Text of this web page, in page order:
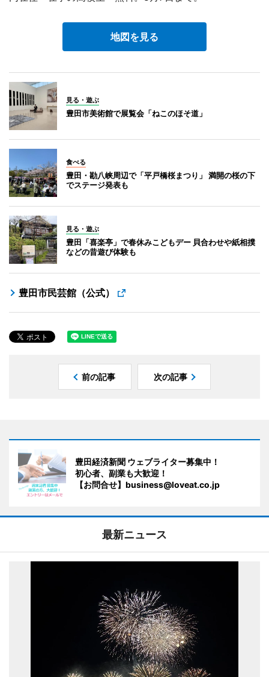
地図を見る
見る・遊ぶ
豊田市美術館で展覧会「ねこのほそ道」
食べる
豊田・勘八峡周辺で「平戸橋桜まつり」 満開の桜の下
でステージ発表も
見る・遊ぶ
豊田「喜楽亭」で春休みこどもデー 貝合わせや紙相撲
などの昔遊び体験も
豊田市民芸館（公式）
前の記事 次の記事
豊田経済新聞 ウェブライター募集中！
初心者、副業も大歓迎！
【お問合せ】business@loveat.co.jp
最新ニュース